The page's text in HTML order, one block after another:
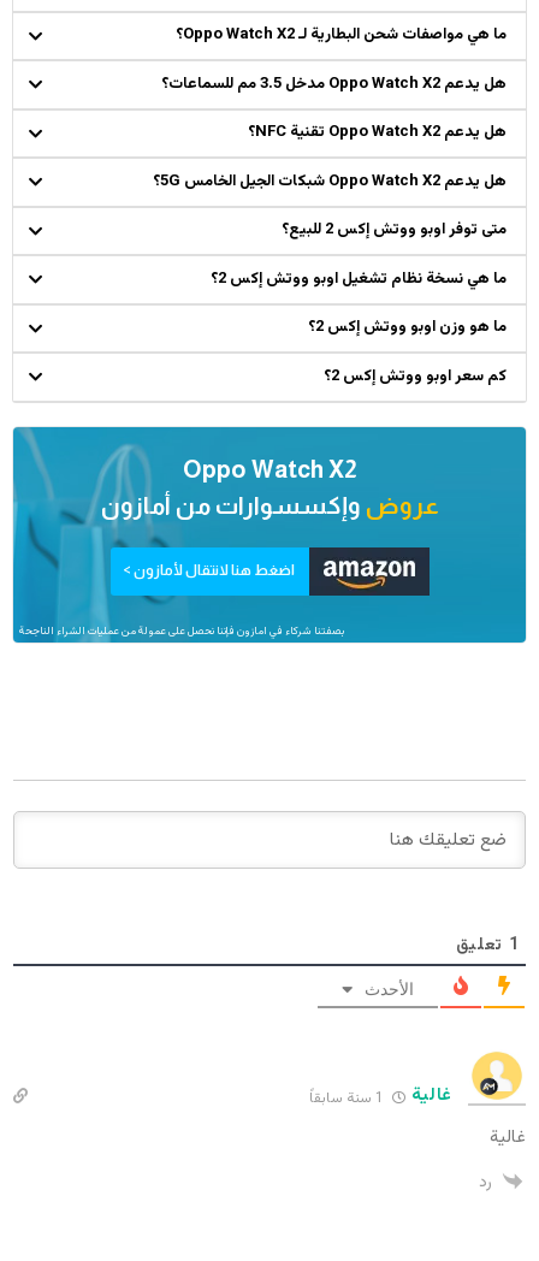
ما هي مواصفات شحن البطارية لـ Oppo Watch X2؟
هل يدعم Oppo Watch X2 مدخل 3.5 مم للسماعات؟
هل يدعم Oppo Watch X2 تقنية NFC؟
هل يدعم Oppo Watch X2 شبكات الجيل الخامس 5G؟
متى توفر اوبو ووتش إكس 2 للبيع؟
ما هي نسخة نظام تشغيل اوبو ووتش إكس 2؟
ما هو وزن اوبو ووتش إكس 2؟
كم سعر اوبو ووتش إكس 2؟
Oppo Watch X2
عروض وإكسسوارات من أمازون
اضغط هنا لانتقال لأمازون >
بصفتنا شركاء في امازون فإننا نحصل على عمولة من عمليات الشراء الناجحة
1 تعليق
الأحدث
غالية
غالية
رد